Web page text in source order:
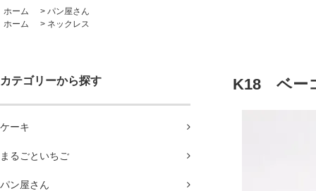
ホーム > パン屋さん
ホーム
> ネックレス
カテゴリーから探す
ケーキ
まるごといちご
パン屋さん
K18 ベー